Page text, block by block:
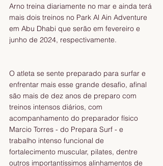
Arno treina diariamente no mar e ainda terá
mais dois treinos no Park Al Ain Adventure
em Abu Dhabi que serão em fevereiro e
junho de 2024, respectivamente.
O atleta se sente preparado para surfar e
enfrentar mais esse grande desafio, afinal
são mais de dez anos de preparo com
treinos intensos diários, com
acompanhamento do preparador físico
Marcio Torres - do Prepara Surf - e
trabalho intenso funcional de
fortalecimento muscular, pilates, dentre
outros importantíssimos alinhamentos de